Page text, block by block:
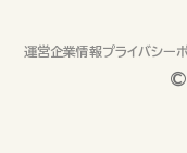
©
運営企業情報プライバシー